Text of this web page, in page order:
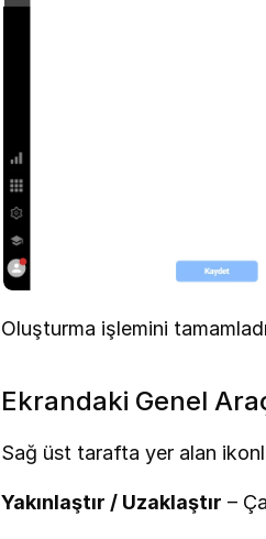
Oluşturma işlemini
Ekrandaki Genel
Sağ üst tarafta yer alan
Yakınlaştır / Uzaklaştır –